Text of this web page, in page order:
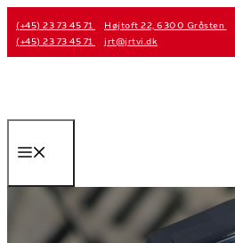
til
indhold
(+45) 23 73 45 71 Højtoft 22, 6300 Gråsten
(+45) 23 73 45 71
jrt@jrtvi.dk